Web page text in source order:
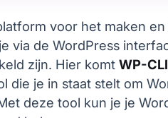
voor het maken
via de WordPress
zijn. Hier komt WP-CLI
die je in staat stelt om
deze tool kun je je